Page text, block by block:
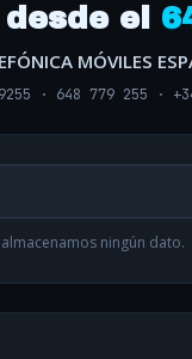
el
MÓVILES
· 648 779 255 ·
ningún dato.